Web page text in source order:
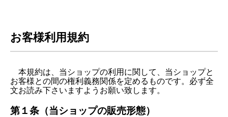
お客様利用規約
本規約は、当ショップの利用に関して、当ショップと
お客様との間の権利義務関係を定めるものです。必ず全
文お読み下さいますようお願い致します。
第１条（当ショップの販売形態）